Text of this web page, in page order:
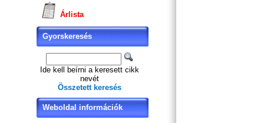
Árlista
Gyorskeresés
Ide kell beírni a keresett cikk
nevét
Összetett keresés
Weboldal információk